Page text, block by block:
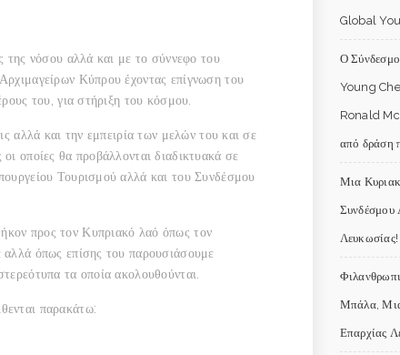
της νόσου αλλά και με το σύννεφο του
Κύπρου έχοντας επίγνωση του
του, για στήριξη του κόσμου.
αλλά και την εμπειρία των μελών του και σε
οποίες θα προβάλλονται διαδικτυακά σε
Τουρισμού αλλά και του Συνδέσμου
προς τον Κυπριακό λαό όπως τον
αλλά όπως επίσης του παρουσιάσουμε
τα οποία ακολουθούνται.
παρακάτω:
Global
Ο
Young
Ronald
από δράση
Μια
Συνδέσμου
Λευκωσίας!
Μπάλα,
Επαρχίας